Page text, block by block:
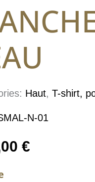
de
Haut,T-shirt,
N-01
€